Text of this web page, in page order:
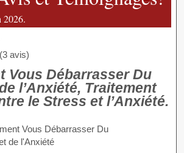
2026.
avis)
Vous Débarrasser Du
l’Anxiété, Traitement
le Stress et l’Anxiété.